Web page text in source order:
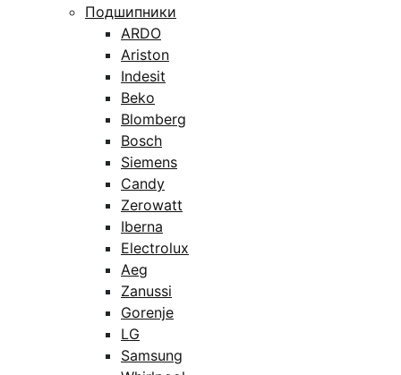
Подшипники
ARDO
Ariston
Indesit
Beko
Blomberg
Bosch
Siemens
Candy
Zerowatt
Iberna
Electrolux
Aeg
Zanussi
Gorenje
LG
Samsung